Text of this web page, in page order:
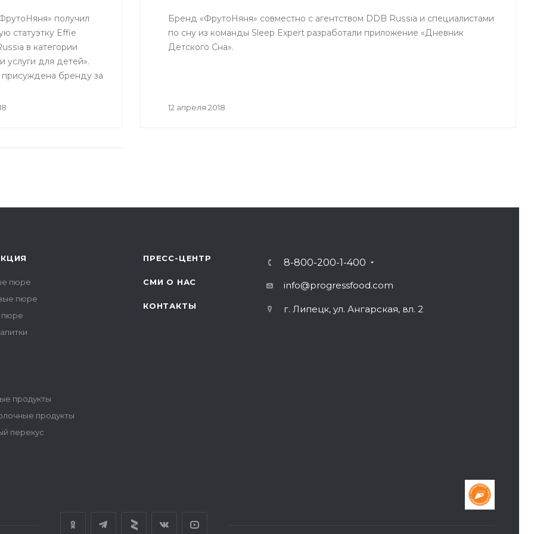
получил
статуэтку Effie
в категории
услуги для детей».
присуждена бренду за
«За укрепление
Бренд «ФрутоНяня» совместно с агентством DDB Russia и специалистами
по сну из команды Sleep Expert разработали приложение «Дневник
Детского Сна».
12 апреля 2018
пюре для первого
пюре
пюре
продукты
продукты
перекус
ПРЕСС-ЦЕНТР
СМИ О НАС
КОНТАКТЫ
8-800-200-1-400
info@progressfood.com
г. Липецк, ул. Ангарская, вл. 2